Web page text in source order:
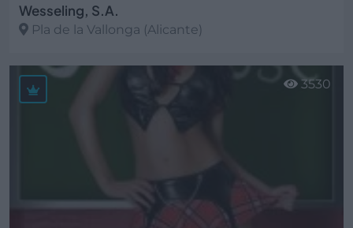
Wesseling, S.A.
Pla de la Vallonga (Alicante)
Ver más
3530